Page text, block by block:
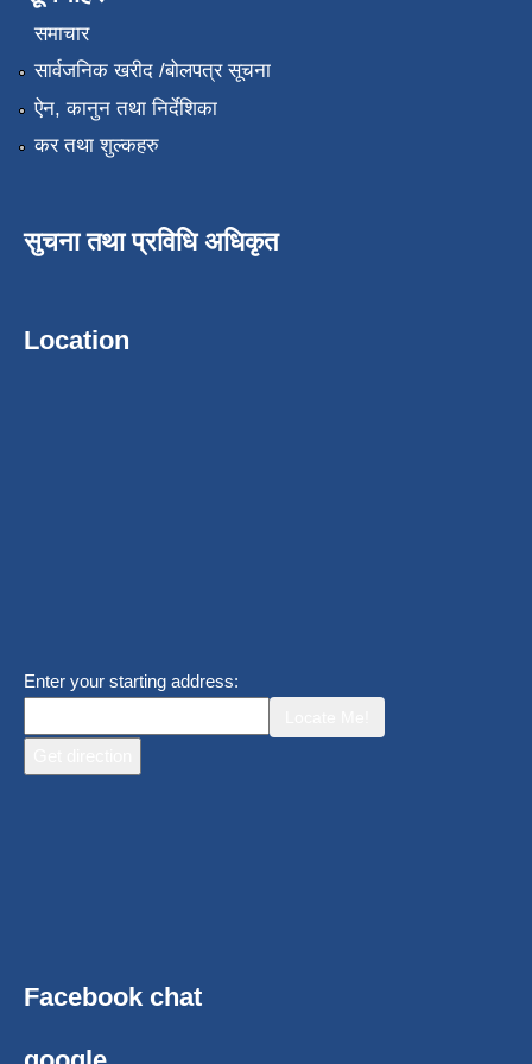
समाचार
सार्वजनिक खरीद /बोलपत्र सूचना
ऐन, कानुन तथा निर्देशिका
कर तथा शुल्कहरु
सुचना तथा प्रविधि अधिकृत
Location
Enter your starting address:
Facebook chat